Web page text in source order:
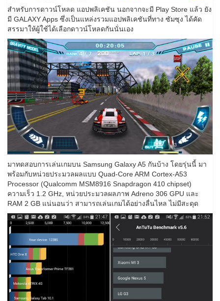
สำหรับการดาวน์โหลด แอปพลิเคชัน นอกจากจะมี Play Store แล้ว ยัง
มี GALAXY Apps ซึ่งเป็นแหล่งรวมแอปพลิเคชันที่ทาง ซัมซุง ได้คัด
สรรมาให้ผู้ใช้ได้เลือกดาวน์โหลดกันนั่นเอง
มาทดสอบการเล่นเกมบน Samsung Galaxy A5 กันบ้าง โดยรุ่นนี้ มา
พร้อมกับหน่วยประมวลผลแบบ Quad-Core ARM Cortex-A53
Processor (Qualcomm MSM8916 Snapdragon 410 chipset)
ความเร็ว 1.2 GHz, หน่วยประมวลผลภาพ Adreno 306 GPU และ
RAM 2 GB แน่นอนว่า สามารถเล่นเกมได้อย่างลื่นไหล ไม่มีสะดุด